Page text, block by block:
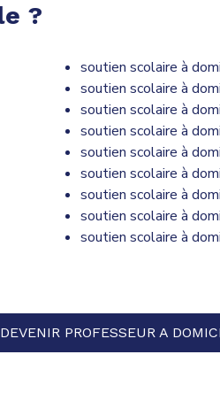
?
soutien scolaire à
soutien scolaire à
soutien scolaire à
soutien scolaire à
soutien scolaire à
soutien scolaire à
soutien scolaire à
soutien scolaire à
soutien scolaire à
DEVENIR PROFESSEUR A